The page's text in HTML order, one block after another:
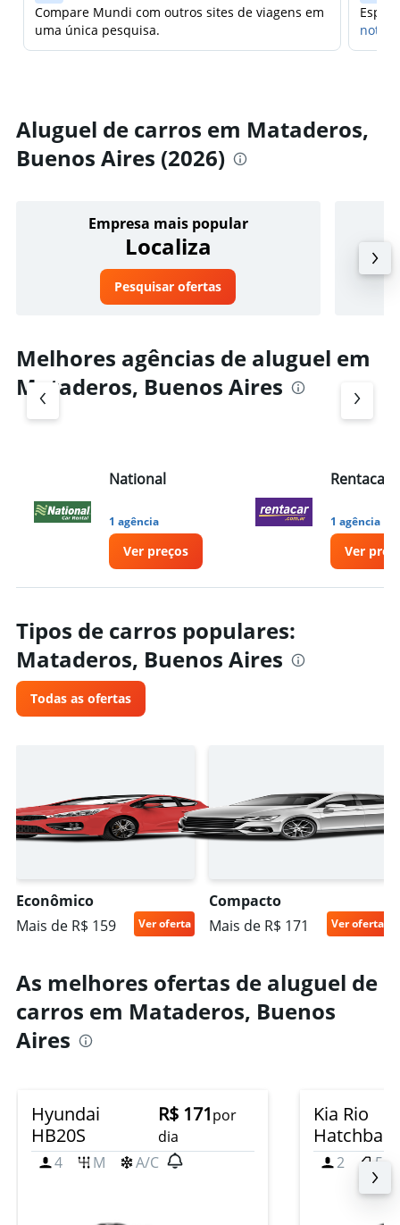
Compare Mundi com outros sites de viagens em
uma única pesquisa.
Aluguel de carros em Mataderos,
Buenos Aires (2026)
Empresa mais popular
Localiza
Pesquisar ofertas
Melhores agências de aluguel em
Mataderos, Buenos Aires
National
1 agência
Ver preços
Rentacar
1 agência
Ver
Tipos de carros populares:
Mataderos, Buenos Aires
Todas as ofertas
Econômico
Mais de R$ 159
Ver oferta
Compacto
Mais de R$ 171
Ver oferta
As melhores ofertas de aluguel de
carros em Mataderos, Buenos
Aires
Hyundai
HB20S
R$ 171por
dia
4
M A/C
Kia Rio
2 5